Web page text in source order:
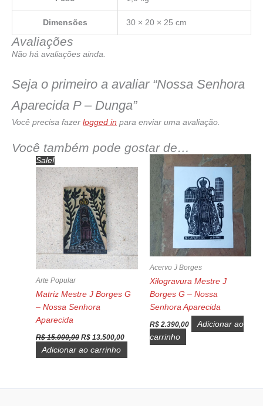
Dimensões 30 × 20 × 25 cm
Avaliações
Não há avaliações ainda.
Seja o primeiro a avaliar “Nossa Senhora
Aparecida P – Dunga”
Você precisa fazer logged in para enviar uma avaliação.
Você também pode gostar de…
Sale!
Arte Popular
Matriz Mestre J Borges G
– Nossa Senhora
Aparecida
R$15.000,00 O
preço
original
R$ 13.500,00O
preço
Adicionar ao carrinho
Acervo J Borges
Xilogravura Mestre J
Borges G – Nossa
Senhora Aparecida
R$2.390,00
Adicionar ao
carrinho